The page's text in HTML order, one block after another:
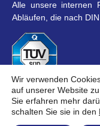
Alle unsere internen
Abläufen, die nach
Social Media
Wir verwenden
auf unserer Website zu
Sie erfahren mehr
schalten Sie sie in den